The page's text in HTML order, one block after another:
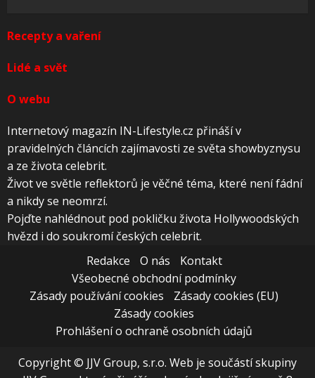
Recepty a vaření
Lidé a svět
O webu
Internetový magazín IN-Lifestyle.cz přináší v
pravidelných článcích zajímavosti ze světa showbyznysu
a ze života celebrit.
Život ve světle reflektorů je věčné téma, které není fádní
a nikdy se neomrzí.
Pojďte nahlédnout pod pokličku života Hollywoodských
hvězd i do soukromí českých celebrit.
Redakce
O nás
Kontakt
Všeobecné obchodní podmínky
Zásady používání cookies
Zásady cookies (EU)
Zásady cookies
Prohlášení o ochraně osobních údajů
Copyright © JJV Group, s.r.o. Web je součástí skupiny